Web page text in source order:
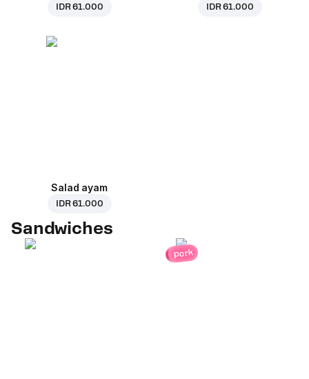
IDR 61.000 IDR 61.000
Salad ayam
IDR 61.000
Sandwiches
pork